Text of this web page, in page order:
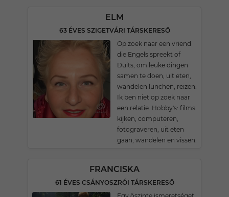
ELM
63 ÉVES SZIGETVÁRI TÁRSKERESŐ
Op zoek naar een vriend
die Engels spreekt of
Duits, om leuke dingen
samen te doen, uit eten,
wandelen lunchen, reizen.
Ik ben niet op zoek naar
een relatie. Hobby's: films
kijken, computeren,
fotograveren, uit eten
gaan, wandelen en vissen.
FRANCISKA
61 ÉVES CSÁNYOSZRÓI TÁRSKERESŐ